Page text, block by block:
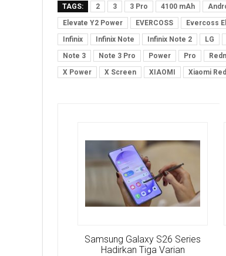
TAGS: 2 3 3 Pro 4100 mAh
Elevate Y2 Power
EVERCOSS Evercoss
Infinix
Infinix Note Infinix Note 2 LG
Note 3
Note 3 Pro Power Pro
X Power
X Screen XIAOMI Xiaomi
Samsung Galaxy S26 Series
Hadirkan Tiga Varian